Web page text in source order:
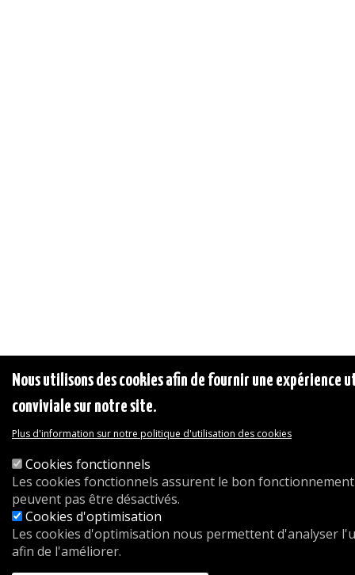
Nous utilisons des cookies afin de fournir une
conviviale sur notre site.
Plus d'information sur notre politique d'utilisation des cookies
Cookies fonctionnels
Les cookies fonctionnels assurent le bon
peuvent pas être désactivés.
Cookies d'optimisation
Les cookies d'optimisation nous permettent d'analyser
afin de l'améliorer.